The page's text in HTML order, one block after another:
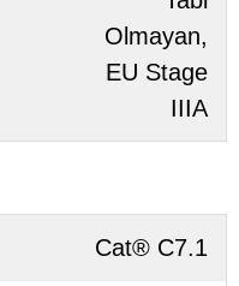
Olmayan,
EU Stage
IIIA
Cat® C7.1